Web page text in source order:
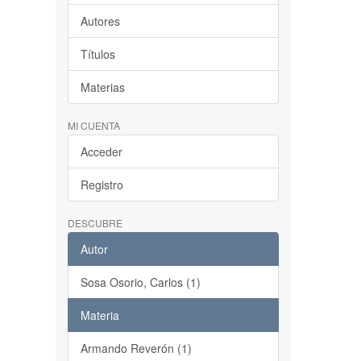
Autores
Títulos
Materias
MI CUENTA
Acceder
Registro
DESCUBRE
Autor
Sosa Osorio, Carlos (1)
Materia
Armando Reverón (1)